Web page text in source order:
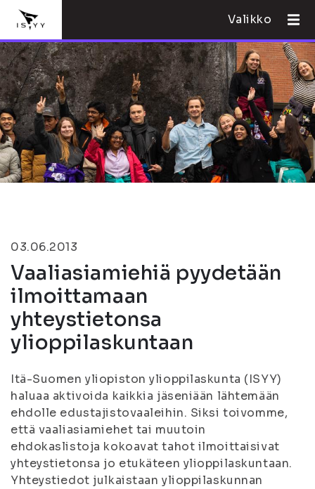
Valikko
03.06.2013
Vaaliasiamiehiä pyydetään
ilmoittamaan
yhteystietonsa
ylioppilaskuntaan
Itä-Suomen yliopiston ylioppilaskunta (ISYY)
haluaa aktivoida kaikkia jäseniään lähtemään
ehdolle edustajistovaaleihin. Siksi toivomme,
että vaaliasiamiehet tai muutoin
ehdokaslistoja kokoavat tahot ilmoittaisivat
yhteystietonsa jo etukäteen ylioppilaskuntaan.
Yhteystiedot julkaistaan ylioppilaskunnan